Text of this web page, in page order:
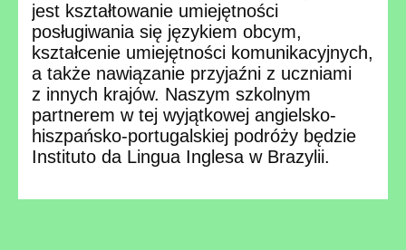
jest kształtowanie umiejętności
posługiwania się językiem obcym,
kształcenie umiejętności komunikacyjnych,
a także nawiązanie przyjaźni z uczniami
z innych krajów. Naszym szkolnym
partnerem w tej wyjątkowej angielsko-
hiszpańsko-portugalskiej podróży będzie
Instituto da Lingua Inglesa w Brazylii.